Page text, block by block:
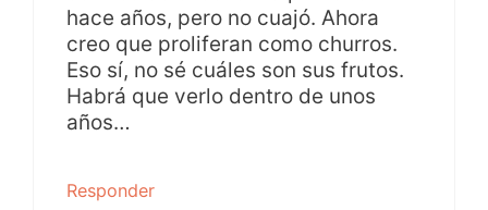
hace años, pero no cuajó. Ahora
creo que proliferan como churros.
Eso sí, no sé cuáles son sus frutos.
Habrá que verlo dentro de unos
años…
Responder